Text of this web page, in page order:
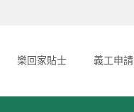
樂回家貼士 義工申